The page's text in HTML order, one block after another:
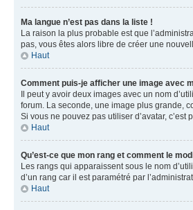
Ma langue n’est pas dans la liste !
La raison la plus probable est que
pas, vous êtes alors libre de créer une
Haut
Comment puis-je afficher une image avec
Il peut y avoir deux images avec un nom
forum. La seconde, une image plus grande,
Si vous ne pouvez pas utiliser d’avatar,
Haut
Qu’est-ce que mon rang et comment le
Les rangs qui apparaissent sous le nom
d’un rang car il est paramétré par
Haut